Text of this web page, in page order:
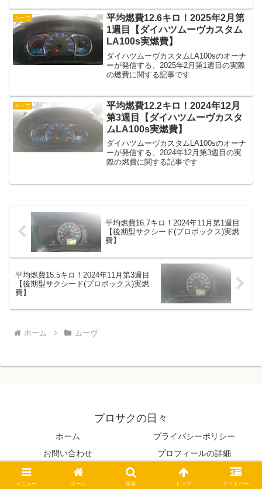
ムーヴ
平均燃費12.6キロ！2025年2月第
1週目【ダイハツムーヴカスタム
LA100s実燃費】
ダイハツムーヴカスタムLA100sのオーナ
ーが発信する、2025年2月第1週目の実際
の燃費に関する記事です
ムーヴ
平均燃費12.2キロ！2024年12月
第3週目【ダイハツムーヴカスタ
ムLA100s実燃費】
ダイハツムーヴカスタムLA100sのオーナ
ーが発信する、2024年12月第3週目の実
際の燃費に関する記事です
平均燃費16.7キロ！2024年11月第1週目
【後期型サクシード(プロボックス)実燃
費】
平均燃費15.5キロ！2024年11月第3週目
【後期型サクシード(プロボックス)実燃
費】
ホーム ムーヴ
プロサクの日々
ホーム
プライバシーポリシー
お問い合わせ
プロフィールの詳細
© 2021 プロサクの日々.
メニュー ホーム 検索 トップ サイドバー